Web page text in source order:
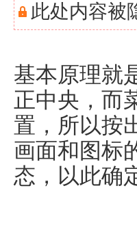
此处内容被
基本原理就
正中央，而
置，所以按
画面和图标
态，以此确